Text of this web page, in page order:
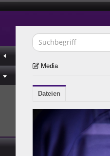
Media
Dateien